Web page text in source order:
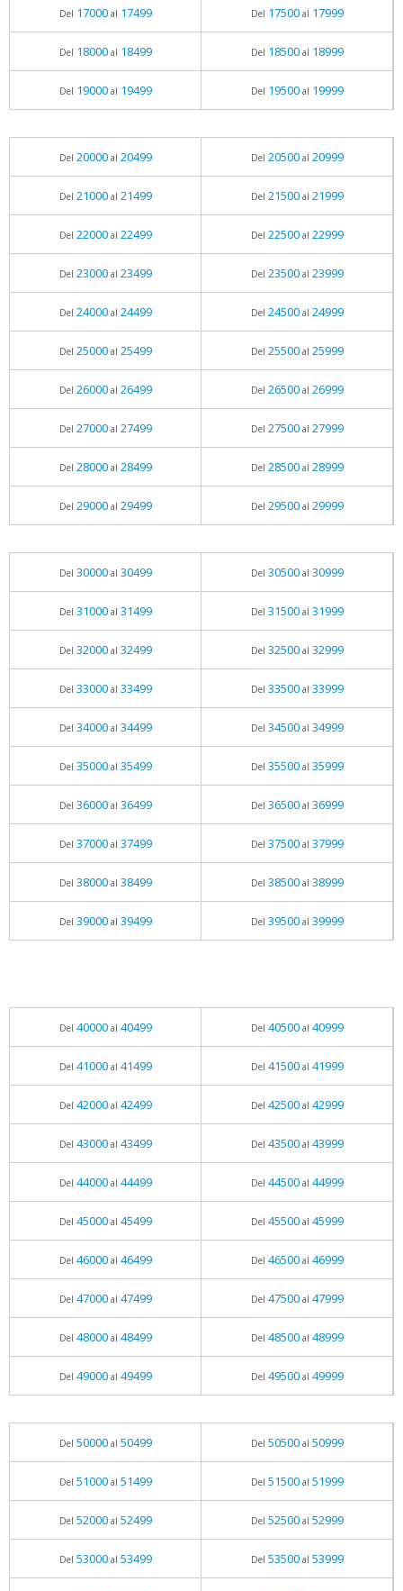
Del 17000al 17499 Del 17500al 17999
Del 18000al 18499 Del 18500al 18999
Del 19000al 19499 Del 19500al 19999
Del 20000al 20499 Del 20500al 20999
Del 21000al 21499 Del 21500al 21999
Del 22000al 22499 Del 22500al 22999
Del 23000al 23499 Del 23500al 23999
Del 24000al 24499 Del 24500al 24999
Del 25000al 25499 Del 25500al 25999
Del 26000al 26499 Del 26500al 26999
Del 27000al 27499 Del 27500al 27999
Del 28000al 28499 Del 28500al 28999
Del 29000al 29499 Del 29500al 29999
Del 30000al 30499 Del 30500al 30999
Del 31000al 31499 Del 31500al 31999
Del 32000al 32499 Del 32500al 32999
Del 33000al 33499 Del 33500al 33999
Del 34000al 34499 Del 34500al 34999
Del 35000al 35499 Del 35500al 35999
Del 36000al 36499 Del 36500al 36999
Del 37000al 37499 Del 37500al 37999
Del 38000al 38499 Del 38500al 38999
Del 39000al 39499 Del 39500al 39999
Del 40000al 40499 Del 40500al 40999
Del 41000al 41499 Del 41500al 41999
Del 42000al 42499 Del 42500al 42999
Del 43000al 43499 Del 43500al 43999
Del 44000al 44499 Del 44500al 44999
Del 45000al 45499 Del 45500al 45999
Del 46000al 46499 Del 46500al 46999
Del 47000al 47499 Del 47500al 47999
Del 48000al 48499 Del 48500al 48999
Del 49000al 49499 Del 49500al 49999
Del 50000al 50499 Del 50500al 50999
Del 51000al 51499 Del 51500al 51999
Del 52000al 52499 Del 52500al 52999
Del 53000al 53499 Del 53500al 53999